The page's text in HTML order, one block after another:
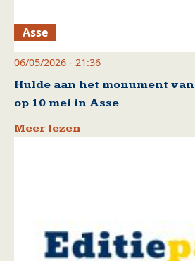
Asse
06/05/2026 - 21:36
Hulde aan het monument
op 10 mei in Asse
Meer lezen